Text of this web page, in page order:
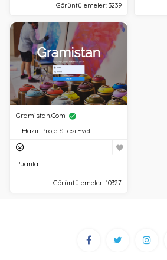
Görüntülemeler: 3239
Gramistan.com
Hazır Proje Sitesi:Evet
Puanla
Görüntülemeler: 10327